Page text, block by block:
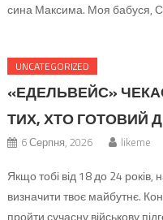
сина Максима. Моя бабуся,
дозволяють подати собі
UNCATEGORIZED
«ЕДЕЛЬВЕЙС»
ТИХ, ХТО ГОТОВИЙ
6 Серпня, 2026 likeme
Якщо тобі від 18 до 24 років,
визначити твоє майбутнє.
пройти сучасну військову